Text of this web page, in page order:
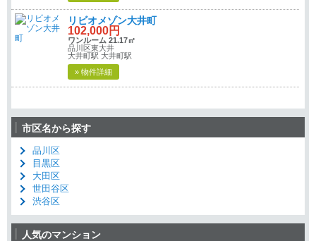
リビオメゾン大井町
102,000円
ワンルーム 21.17㎡
品川区東大井
大井町駅 大井町駅
» 物件詳細
市区名から探す
品川区
目黒区
大田区
世田谷区
渋谷区
人気のマンション